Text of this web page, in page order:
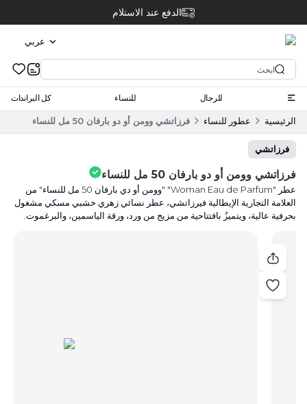
الدفع عند الاستلام
عربي
للرجال للنساء كل البراندات
الرئيسية عطور للنساء فرزاتشي وومن أو دو بارفان 50 مل للنساء
فرزاتشي
فرزاتشي وومن أو دو بارفان 50 مل للنساء
عطر "Woman Eau de Parfum" "وومن أو دي بارفان 50 مل للنساء" من
العلامة التجارية الإيطالية فيرزاتشي، عطر نسائي زهري خشبي مسكي مشغول
بحرفية عالية، ويتميزُ بافتتاحية من مزيج من ورد، ورقة الياسمين، والبرغموت.